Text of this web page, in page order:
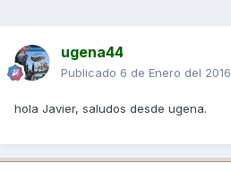
ugena44
Publicado 6 de Enero del 2016
hola Javier, saludos desde ugena.